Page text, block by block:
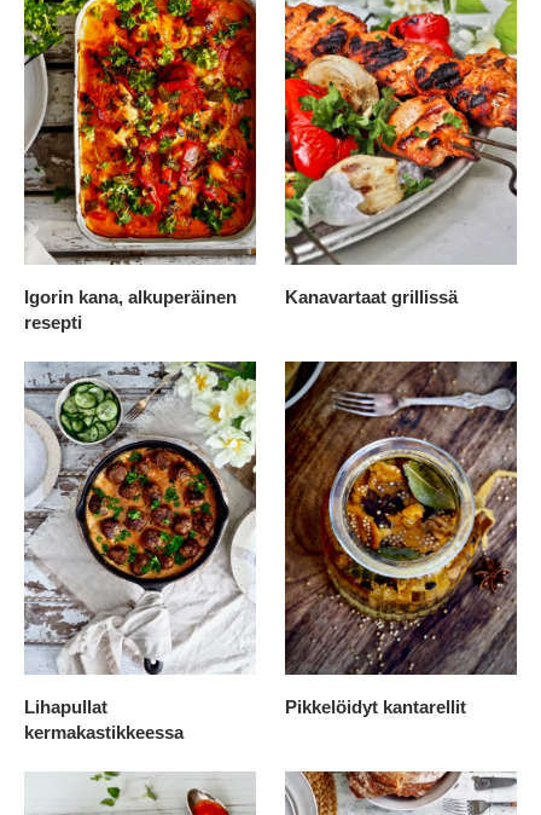
Igorin kana, alkuperäinen
resepti
Kanavartaat grillissä
Lihapullat
kermakastikkeessa
Pikkelöidyt kantarellit